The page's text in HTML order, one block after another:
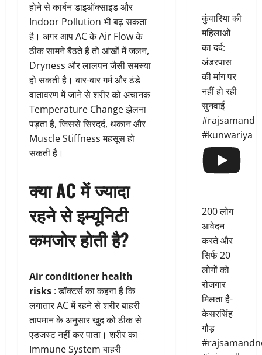
होने से कार्बन डाइऑक्साइड और
Indoor Pollution भी बढ़ सकता
है। अगर आप AC के Air Flow के
ठीक सामने बैठते हैं तो आंखों में जलन,
Dryness और लालपन जैसी समस्या
हो सकती है। बार-बार गर्म और ठंडे
वातावरण में जाने से शरीर को अचानक
Temperature Change झेलना
पड़ता है, जिससे सिरदर्द, थकान और
Muscle Stiffness महसूस हो
सकती है।
क्या AC में ज्यादा
रहने से इम्यूनिटी
कमजोर होती है?
Air conditioner health
risks : डॉक्टर्स का कहना है कि
लगातार AC में रहने से शरीर बाहरी
तापमान के अनुसार खुद को ठीक से
एडजस्ट नहीं कर पाता। शरीर का
Immune System बाहरी
कुंवारिया की
महिलाओं
का दर्द:
अंडरपास
की मांग पर
नहीं हो रही
सुनवाई
#rajsamand
#kunwariya
200 लोग
आवेदन
करते और
सिर्फ 20
लोगों को
रोजगार
मिलता है-
केसरसिंह
गौड़